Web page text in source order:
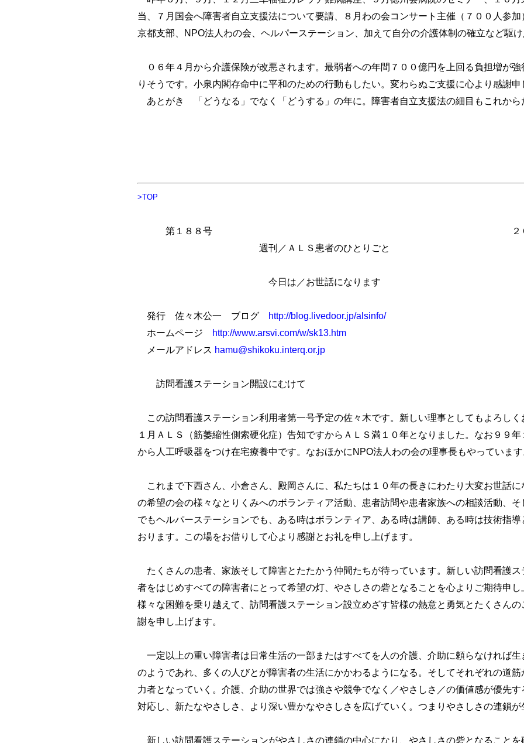
当、７月国会へ障害者自立支援法について要請、８月わの会コンサート主催（７００人参
京都支部、NPO法人わの会、ヘルパーステーション、加えて自分の介護体制の確立など駆
０６年４月から介護保険が改悪されます。最弱者への年間７００億円を上回る負担増が
りそうです。小泉内閣存命中に平和のための行動もしたい。変わらぬご支援に心より感謝申
あとがき 「どうなる」でなく「どうする」の年に。障害者自立支援法の細目もこれから
>TOP
第１８８号 ２００６年１月
週刊／ＡＬＳ患者のひとりごと
今日は／お世話になります
発行 佐々木公一 ブログ http://blog.livedoor.jp/alsinfo/
ホームページ http://www.arsvi.com/w/sk13.htm
メールアドレス hamu@shikoku.interq.or.jp
訪問看護ステーション開設にむけて
この訪問看護ステーション利用者第一号予定の佐々木です。新しい理事としてもよろし
１月ＡＬＳ（筋萎縮性側索硬化症）告知ですからＡＬＳ満１０年となりました。なお９９
から人工呼吸器をつけ在宅療養中です。なおほかにNPO法人わの会の理事長もやっていま
これまで下西さん、小倉さん、殿岡さんに、私たちは１０年の長きにわたり大変お世話
の希望の会の様々なとりくみへのボランティア活動、患者訪問や患者家族への相談活動、
でもヘルパーステーションでも、ある時はボランティア、ある時は講師、ある時は技術指
おります。この場をお借りして心より感謝とお礼を申し上げます。
たくさんの患者、家族そして障害とたたかう仲間たちが待っています。新しい訪問看護
者をはじめすべての障害者にとって希望の灯、やさしさの砦となることを心よりご期待申
様々な困難を乗り越えて、訪問看護ステーション設立めざす皆様の熱意と勇気とたくさん
謝を申し上げます。
一定以上の重い障害者は日常生活の一部またはすべてを人の介護、介助に頼らなければ
のようであれ、多くの人びとが障害者の生活にかかわるようになる。そしてそれぞれの道
力者となっていく。介護、介助の世界では強さや競争でなく／やさしさ／の価値感が優先
対応し、新たなやさしさ、より深い豊かなやさしさを広げていく。つまりやさしさの連鎖が
新しい訪問看護ステーションがやさしさの連鎖の中心になり、やさしさの砦となること